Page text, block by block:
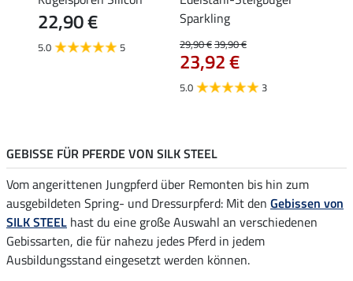
22,90 €
5.0 5
Sparkling
29,90 €39,90 €
23,92 €
5.0 3
GEBISSE FÜR PFERDE VON SILK STEEL
Vom angerittenen Jungpferd über Remonten bis hin zum
ausgebildeten Spring- und Dressurpferd: Mit den Gebissen von
SILK STEEL hast du eine große Auswahl an verschiedenen
Gebissarten, die für nahezu jedes Pferd in jedem
Ausbildungsstand eingesetzt werden können.